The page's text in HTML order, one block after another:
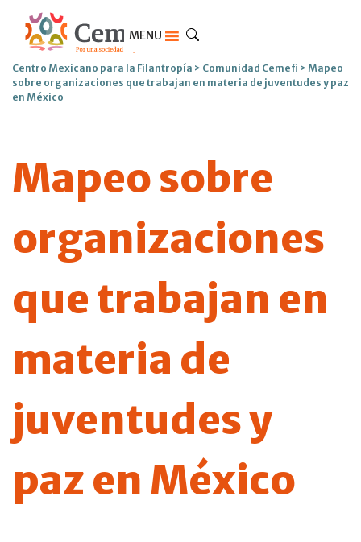
MENU
Centro Mexicano para la Filantropía > Comunidad Cemefi > Mapeo
sobre organizaciones que trabajan en materia de juventudes y paz
en México
Mapeo sobre
organizaciones
que trabajan en
materia de
juventudes y
paz en México